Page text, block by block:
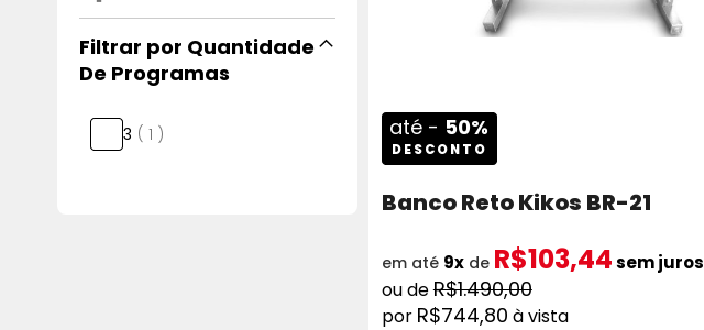
até - 50%
DESCONTO
Banco Reto Kikos BR-21
R$1.490,00
R$744,80 à vista
em até 9xde R$103,44sem juros
Direção
DecrescenteQuantidade
De Programas
3 1 artigo